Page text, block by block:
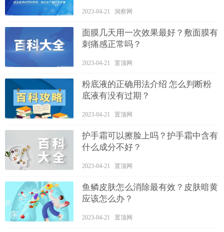
2023-04-21 洞察网
面膜几天用一次效果最好？敷面膜有
刺痛感正常吗？
2023-04-21 置顶网
粉底液的正确用法介绍 怎么判断粉
底液有没有过期？
2023-04-21 置顶网
护手霜可以擦脸上吗？护手霜中含有
什么成分不好？
2023-04-21 置顶网
鱼鳞皮肤怎么消除最有效？皮肤暗黄
应该怎么办？
2023-04-21 置顶网